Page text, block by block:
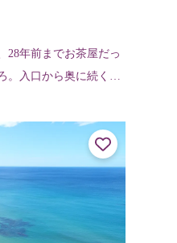
28年前までお茶屋だっ
。入口から奥に続く畳